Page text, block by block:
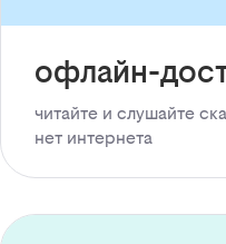
офлайн-
читайте и слушайте
нет интернета